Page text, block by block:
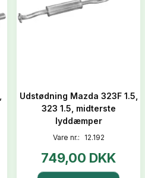
Udstødning Mazda 323F 1.5,
323 1.5, midterste
lyddæmper
Vare nr.: 12.192
749,00 DKK